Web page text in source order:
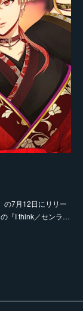
の7月12日にリリー
『I think／センラ…